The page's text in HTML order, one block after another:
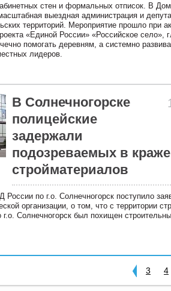
стен и формальных отписок. В
выездная администрация и
территорий. Мероприятие прошло при
«Единой России» «Российское село»,
помогать деревням, а системно
лидеров.
В Солнечногорске
полицейские
задержали
подозреваемых в краже
стройматериалов
по г.о. Солнечногорск поступило
организации, о том, что с территории
Солнечногорск был похищен
3 4